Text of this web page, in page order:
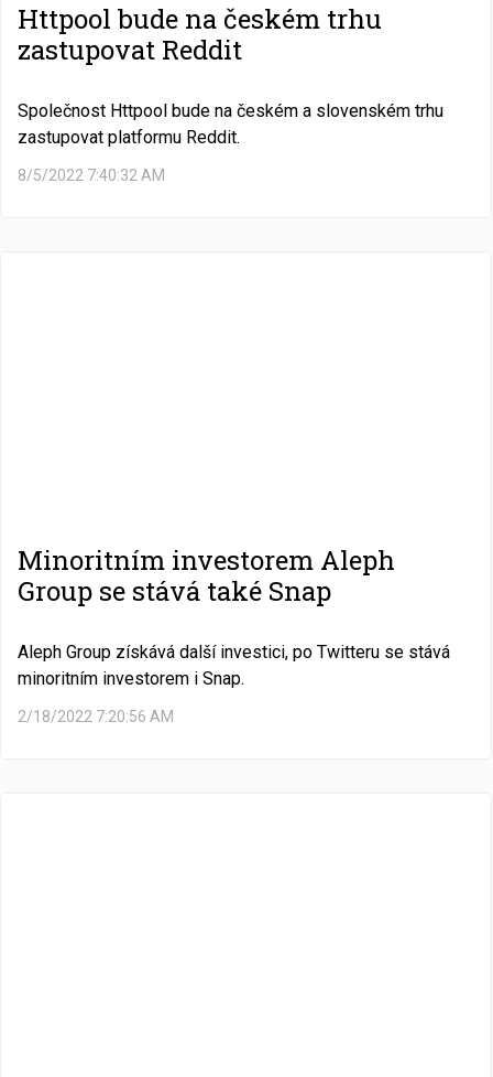
Httpool bude na českém trhu
zastupovat Reddit
Společnost Httpool bude na českém a slovenském trhu
zastupovat platformu Reddit.
8/5/2022 7:40:32 AM
Minoritním investorem Aleph
Group se stává také Snap
Aleph Group získává další investici, po Twitteru se stává
minoritním investorem i Snap.
2/18/2022 7:20:56 AM